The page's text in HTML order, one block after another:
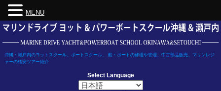
Skip
content
沖縄・瀬戸内のヨットスクール、ボートスクール、 船・ボートの修理や管理、中古部品販売、マリンレジ
ャーの格安ツアー紹介
Select Language
MENU